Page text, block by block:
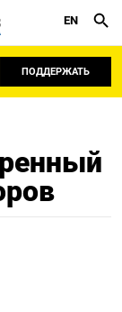
EN
ПОДДЕРЖАТЬ